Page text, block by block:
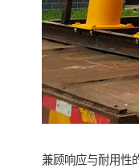
兼顾响应与耐用性